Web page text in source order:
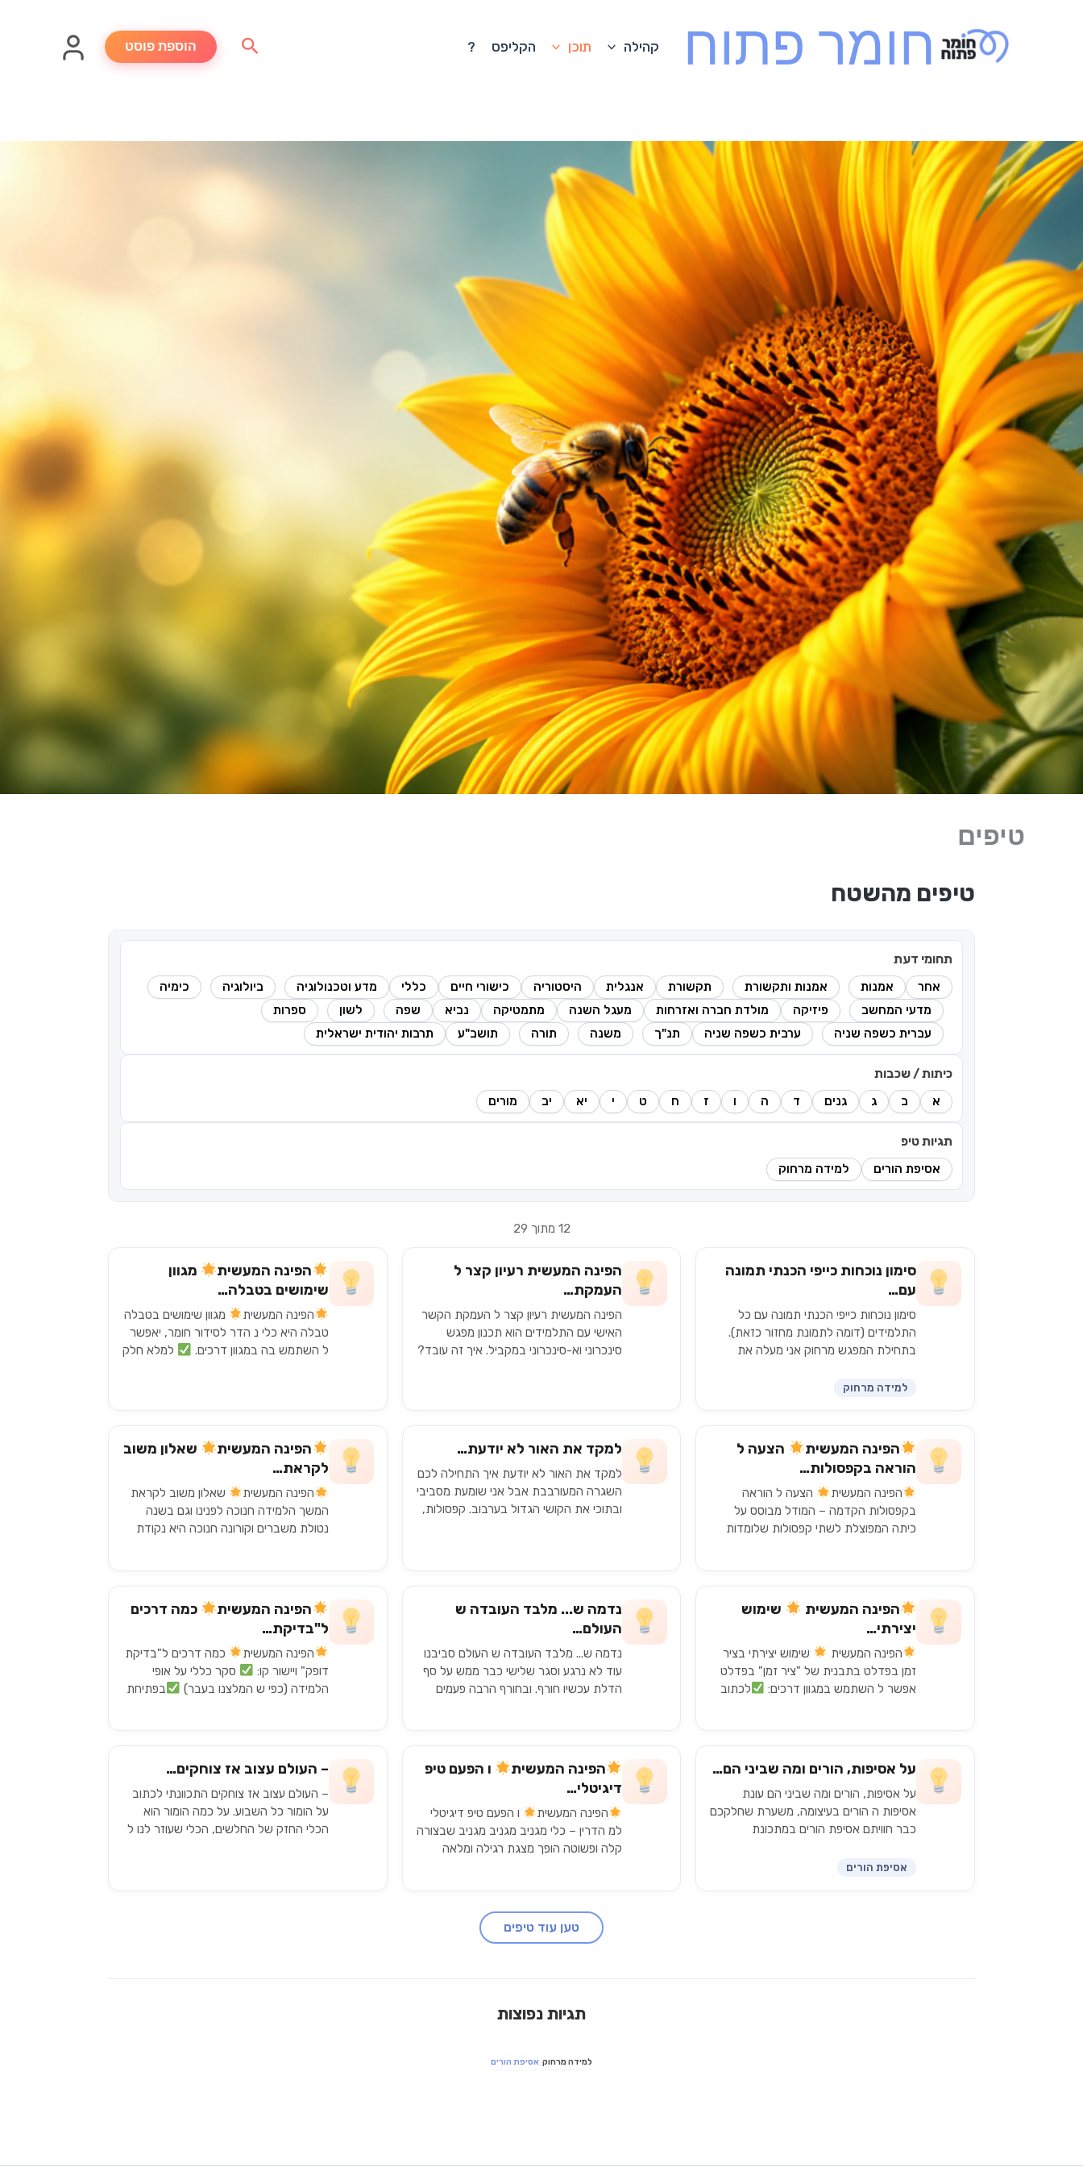
חומר פתוח קהילה תוכן הקליפס ? חיפוש הוספת פוסט
טיפים
טיפים מהשטח
תחומי דעת
אחר אמנות אמנות ותקשורת תקשורת אנגלית היסטוריה כישורי חיים כללי מדע וטכנולוגיה ביולוגיה
כימיה
מדעי המחשב
פיזיקה מולדת חברה ואזרחות מעגל השנה מתמטיקה נביא שפה לשון
ספרות
עברית כשפה שניה
ערבית כשפה שניה תנ"ך משנה תורה תושב"ע תרבות יהודית ישראלית
כיתות / שכבות
א ב ג גנים ד ה ו ז ח ט י יא יב מורים
תגיות טיפ
אסיפת הורים למידה מרחוק
12 מתוך 29
סימון נוכחות כייפי הכנתי תמונה
עם…
סימון נוכחות כייפי הכנתי תמונה עם כל
התלמידים (דומה לתמונת מחזור כזאת).
בתחילת המפגש מרחוק אני מעלה את
וכל אחד מסמן את עצמו…
למידה מרחוק
הפינה המעשית רעיון קצר ל
העמקת…
הפינה המעשית רעיון קצר ל העמקת הקשר
האישי עם התלמידים הוא תכנון מפגש
סינכרוני וא-סינכרוני במקביל. איך זה עובד?
הפינה המעשית
מגוון
שימושים בטבלה…
הפינה המעשית
מגוון שימושים בטבלה
טבלה היא כלי נ הדר לסידור חומר, יאפשר
ל השתמש בה במגוון דרכים.
למלא חלק
הפינה המעשית
הצעה ל
הוראה בקפסולות…
הפינה המעשית
הצעה ל הוראה
בקפסולות הקדמה – המודל מבוסס על
כיתה המפוצלת לשתי קפסולות שלומדות
למקד את האור לא יודעת…
למקד את האור לא יודעת איך התחילה לכם
השגרה המעורבבת אבל אני שומעת מסביבי
ובתוכי את הקושי הגדול בערבוב. קפסולות,
הפינה המעשית
שאלון משוב
לקראת…
הפינה המעשית
שאלון משוב לקראת
המשך הלמידה חנוכה לפנינו וגם בשנה
נטולת משברים וקורונה חנוכה היא נקודת
הפינה המעשית
שימוש
יצירתי…
הפינה המעשית
שימוש יצירתי בציר
זמן בפדלט בתבנית של "ציר זמן" בפדלט
אפשר ל השתמש במגוון דרכים:
לכתוב
נדמה ש... מלבד העובדה ש
העולם…
נדמה ש... מלבד העובדה ש העולם סביבנו
עוד לא נרגע וסגר שלישי כבר ממש על סף
הדלת עכשיו חורף. ובחורף הרבה פעמים
הפינה המעשית
כמה דרכים
ל"בדיקת…
הפינה המעשית
כמה דרכים ל"בדיקת
דופק" ויישור קו:
סקר כללי על אופי
הלמידה (כפי ש המלצנו בעבר)
בפתיחת
על אסיפות, הורים ומה שביני הם…
על אסיפות, הורים ומה שביני הם עונת
אסיפות ה הורים בעיצומה, משערת שחלקכם
כבר חוויתם אסיפת הורים במתכונת
חדשה שאנחנו צריכים לעבור ברכבת ה
אסיפת הורים
הפינה המעשית
ו הפעם טיפ
דיגיטלי…
הפינה המעשית
ו הפעם טיפ דיגיטלי
למ הדרין – כלי מגניב מגניב מגניב שבצורה
קלה ופשוטה הופך מצגת רגילה ומלאה
– העולם עצוב אז צוחקים…
– העולם עצוב אז צוחקים התכוונתי לכתוב
על הומור כל השבוע. על כמה הומור הוא
הכלי החזק של החלשים, הכלי שעוזר לנו ל
טען עוד טיפים
תגיות נפוצות
למידה מרחוק אסיפת הורים